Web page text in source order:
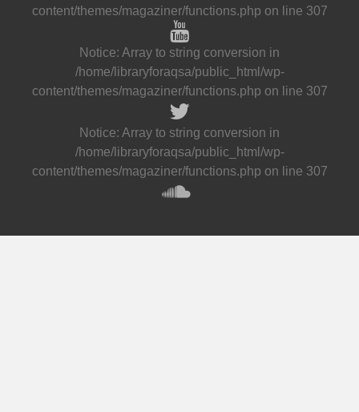
content/themes/magaziner/functions.php on line 307
Notice: Array to string conversion in
/home/libraryforaqsa/public_html/wp-
content/themes/magaziner/functions.php on line 307
Notice: Array to string conversion in
/home/libraryforaqsa/public_html/wp-
content/themes/magaziner/functions.php on line 307